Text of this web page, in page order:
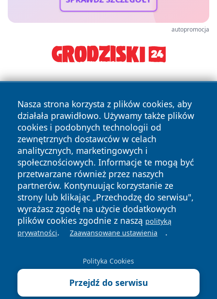
autopromocja
Nasza strona korzysta z plików cookies, aby
działała prawidłowo. Używamy także plików
cookies i podobnych technologii od
zewnętrznych dostawców w celach
analitycznych, marketingowych i
społecznościowych. Informacje te mogą być
przetwarzane również przez naszych
partnerów. Kontynuując korzystanie ze
strony lub klikając „Przechodzę do serwisu",
wyrażasz zgodę na użycie dodatkowych
plików cookies zgodnie z naszą polityką
prywatności. Zaawansowane ustawienia .
Polityka Cookies
Przejdź do serwisu
Copyright © 2026 cieszynonline.pl Wszystkie prawa
zastrzeżone.
News Autorzy
Polityka
Prywatności
Polityka
Cookies